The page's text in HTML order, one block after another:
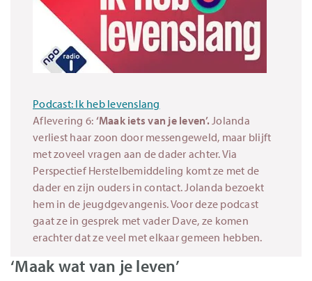
Podcast: Ik heb levenslang
Aflevering 6: ‘Maak iets van je leven’. Jolanda
verliest haar zoon door messengeweld, maar blijft
met zoveel vragen aan de dader achter. Via
Perspectief Herstelbemiddeling komt ze met de
dader en zijn ouders in contact. Jolanda bezoekt
hem in de jeugdgevangenis. Voor deze podcast
gaat ze in gesprek met vader Dave, ze komen
erachter dat ze veel met elkaar gemeen hebben.
‘Maak wat van je leven’